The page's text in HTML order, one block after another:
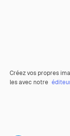
Créez vos propres
les avec notre